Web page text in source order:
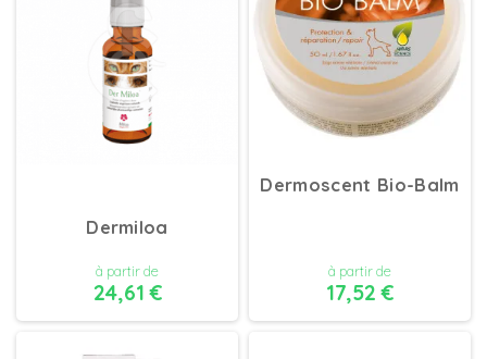
Dermiloa
à partir de
24,61 €
Dermoscent Bio-Balm
à partir de
17,52 €